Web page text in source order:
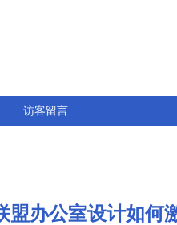
访客留言
盟办公室设计如何